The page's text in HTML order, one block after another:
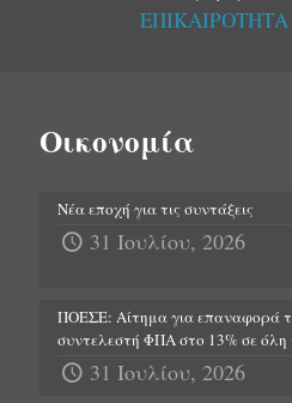
ΕΠΙΚΑΙΡΟΤΗΤΑ
Οικονομία
Νέα εποχή για τις συντάξεις
31 Ιουλίου, 2026
ΠΟΕΣΕ: Αίτημα για επαναφορά
συντελεστή ΦΠΑ στο 13% σε όλη
31 Ιουλίου, 2026